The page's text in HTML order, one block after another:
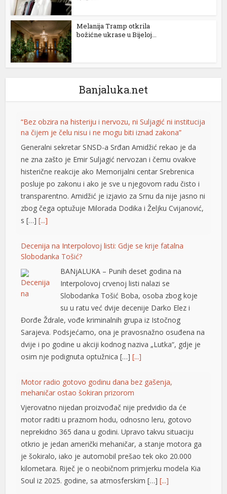
Melanija Tramp otkrila
božićne ukrase u Bijeloj...
Banjaluka.net
“Bez obzira na histeriju i nervozu, ni Suljagić ni institucija
na čijem je čelu nisu i ne mogu biti iznad zakona”
Generalni sekretar SNSD-a Srđan Amidžić rekao je da
ne zna zašto je Emir Suljagić nervozan i čemu ovakve
histerične reakcije ako Memorijalni centar Srebrenica
posluje po zakonu i ako je sve u njegovom radu čisto i
transparentno. Amidžić je izjavio za Srnu da nije jasno ni
zbog čega optužuje Milorada Dodika i Željku Cvijanović,
s […][...]
Decenija na Interpolovoj listi: Gdje se krije fatalna
Slobodanka Tošić?
BANjALUKA – Punih deset godina na
Interpolovoj crvenoj listi nalazi se
Slobodanka Tošić Boba, osoba zbog koje
su u ratu već dvije decenije Darko Elez i
Đorđe Ždrale, vođe kriminalnih grupa iz Istočnog
Sarajeva. Podsjećamo, ona je pravosnažno osuđena na
dvije i po godine u akciji kodnog naziva „Lutka“, gdje je
osim nje podignuta optužnica […][...]
Motor radio gotovo godinu dana bez gašenja,
mehaničar ostao šokiran prizorom
Vjerovatno nijedan proizvođač nije predvidio da će
motor raditi u praznom hodu, odnosno leru, gotovo
neprekidno 365 dana u godini. Upravo takvu situaciju
otkrio je jedan američki mehaničar, a stanje motora ga
je šokiralo, iako je automobil prešao tek oko 20.000
kilometara. Riječ je o neobičnom primjerku modela Kia
Soul iz 2025. godine, sa atmosferskim […][...]